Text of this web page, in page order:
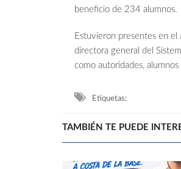
beneficio de 234 alumnos.
Estuvieron presentes en el
directora general del
como autoridades,
Etiquetas:
TAMBIÉN TE PUEDE